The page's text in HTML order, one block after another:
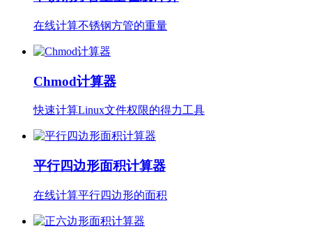
在线计算不锈钢方管的重量
Chmod计算器
快速计算Linux文件权限的得力工具
平行四边形面积计算器
在线计算平行四边形的面积